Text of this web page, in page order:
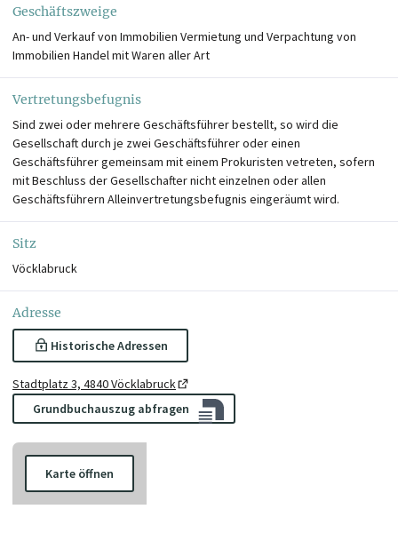
Geschäftszweige
An- und Verkauf von Immobilien Vermietung und Verpachtung von
Immobilien Handel mit Waren aller Art
Vertretungsbefugnis
Sind zwei oder mehrere Geschäftsführer bestellt, so wird die
Gesellschaft durch je zwei Geschäftsführer oder einen
Geschäftsführer gemeinsam mit einem Prokuristen vetreten, sofern
mit Beschluss der Gesellschafter nicht einzelnen oder allen
Geschäftsführern Alleinvertretungsbefugnis eingeräumt wird.
Sitz
Vöcklabruck
Adresse
Historische Adressen
Stadtplatz 3, 4840 Vöcklabruck
Grundbuchauszug abfragen
Karte öffnen